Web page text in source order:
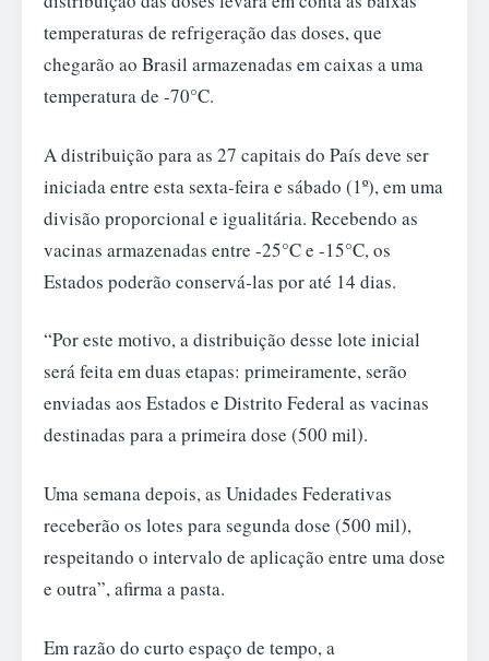
temperaturas de refrigeração das doses, que
chegarão ao Brasil armazenadas em caixas a uma
temperatura de -70°C.
A distribuição para as 27 capitais do País deve ser
iniciada entre esta sexta-feira e sábado (1º), em uma
divisão proporcional e igualitária. Recebendo as
vacinas armazenadas entre -25°C e -15°C, os
Estados poderão conservá-las por até 14 dias.
“Por este motivo, a distribuição desse lote inicial
será feita em duas etapas: primeiramente, serão
enviadas aos Estados e Distrito Federal as vacinas
destinadas para a primeira dose (500 mil).
Uma semana depois, as Unidades Federativas
receberão os lotes para segunda dose (500 mil),
respeitando o intervalo de aplicação entre uma dose
e outra”, afirma a pasta.
Em razão do curto espaço de tempo, a